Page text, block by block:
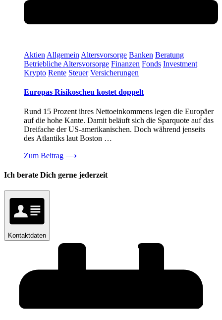
Aktien Allgemein Altersvorsorge Banken Beratung
Betriebliche Altersvorsorge Finanzen Fonds Investment
Krypto Rente Steuer Versicherungen
Europas Risikoscheu kostet doppelt
Rund 15 Prozent ihres Nettoeinkommens legen die Europäer
auf die hohe Kante. Damit beläuft sich die Sparquote auf das
Dreifache der US-amerikanischen. Doch während jenseits
des Atlantiks laut Boston …
Zum Beitrag ⟶
Ich berate Dich gerne jederzeit
Kontaktdaten